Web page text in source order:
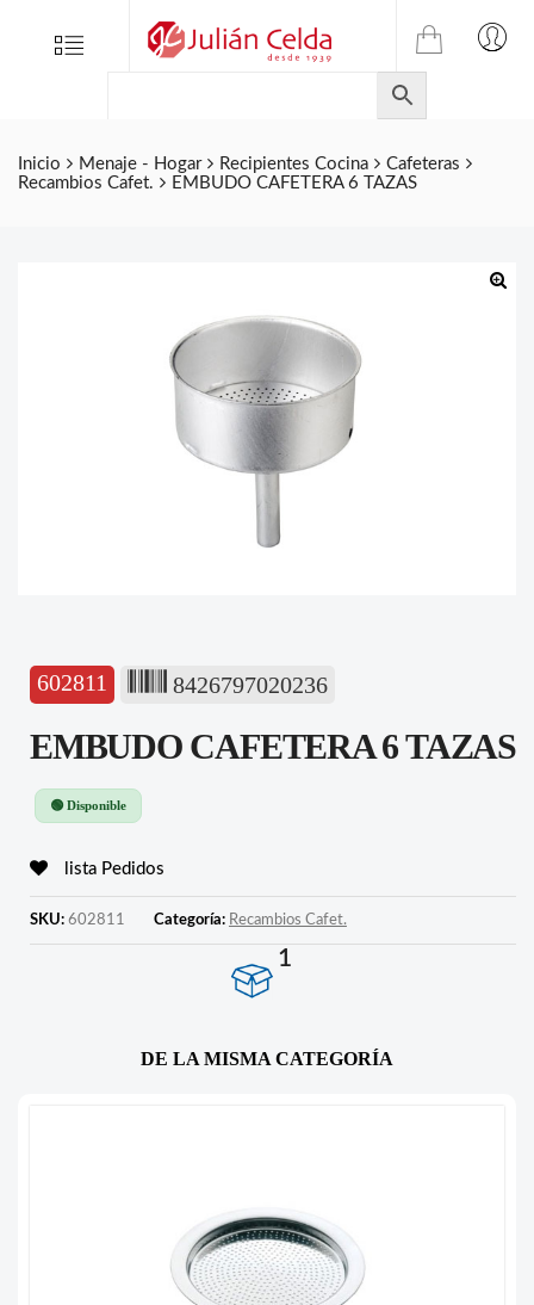
Menu
TIENDA
ONLINE
DE
JULIAN
CELDA
S.L.
Inicio Menaje - Hogar Recipientes Cocina
Cafeteras
Recambios Cafet.
EMBUDO CAFETERA 6 TAZAS
602811 8426797020236
EMBUDO CAFETERA 6 TAZAS
🟢 Disponible
lista Pedidos
SKU: 602811 Categoría: Recambios Cafet.
1
DE LA MISMA CATEGORÍA
Folletos
Contacto